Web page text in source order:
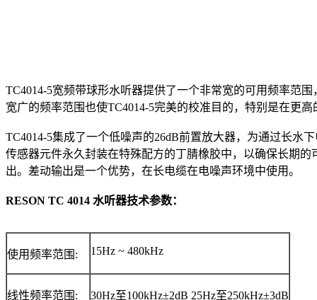
TC4014-5宽频带球形水听器提供了一个非常宽的可用频率范
宽广的频率范围也使TC4014-5完美的校准目的，特别是在更高
TC4014-5集成了一个低噪声的26dB前置放大器，为通过长水
传感器元件永久封装在特殊配方的丁腈橡胶中，以确保长期
出。差动输出是一个优势，在长电缆在电噪声环境中使用。
RESON TC 4014 水听器技术参数：
使用频率范围: 15Hz ~ 480kHz
线性频率范围: 30Hz至100kHz±2dB 25Hz至250kHz±3dB